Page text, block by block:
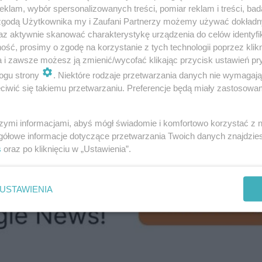
samochodu na wspomnianych parkingach P+R
otwartym, co oznacza, że parkować może każdy,
symbolem P+R są ściśle powiązane z
ważniejszych punktów przesiadkowych.
komunikację miejską. Niestety, w praktyce wygląda
są przez przyjezdnych i przez okolicznych
wybór spersonalizowanych treści, pomiar reklam i treści,
Użytkownika my i Zaufani Partnerzy możemy używać
aktywnie skanować charakterystykę urządzenia do celów
prosimy o zgodę na korzystanie z tych technologii poprzez
i zawsze możesz ją zmienić/wycofać klikając przycisk ustawień
strony
. Niektóre rodzaje przetwarzania danych nie
się takiemu przetwarzaniu. Preferencje będą miały
informacjami, abyś mógł świadomie i komfortowo korzystać z
informacje dotyczące przetwarzania Twoich danych
oraz po kliknięciu w „Ustawienia”.
USTAWIENIA